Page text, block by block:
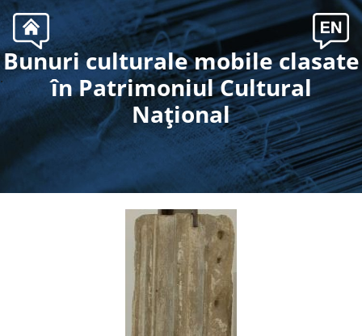
.
Bunuri culturale mobile clasate
în Patrimoniul Cultural
Naţional